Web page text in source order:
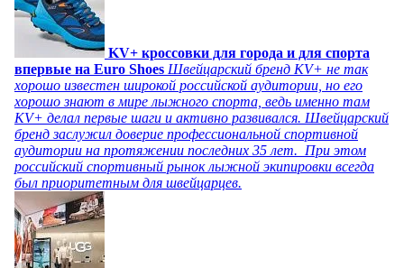
KV+ кроссовки для города и для спорта
впервые на Euro Shoes Швейцарский бренд KV+ не так
хорошо известен широкой российской аудитории, но его
хорошо знают в мире лыжного спорта, ведь именно там
KV+ делал первые шаги и активно развивался. Швейцарский
бренд заслужил доверие профессиональной спортивной
аудитории на протяжении последних 35 лет. При этом
российский спортивный рынок лыжной экипировки всегда
был приоритетным для швейцарцев.